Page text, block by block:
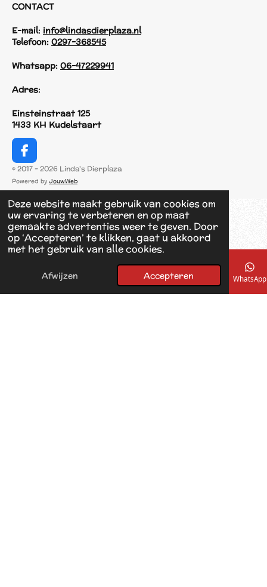
Deze website maakt gebruik van cookies om
uw ervaring te verbeteren en op maat
gemaakte advertenties weer te geven. Door
op ‘Accepteren’ te klikken, gaat u akkoord
met het gebruik van alle cookies.
Afwijzen Accepteren
CONTACT
E-mail: info@lindasdierplaza.nl
Telefoon: 0297-368545
Whatsapp: 06-47229941
Adres:
Einsteinstraat 125
1433 KH Kudelstaart
F
a
c
e
b
o
o
k
© 2017 - 2026 Linda's Dierplaza
Powered by JouwWeb
E-mailadres Telefoonnummer Kaart Facebook WhatsApp